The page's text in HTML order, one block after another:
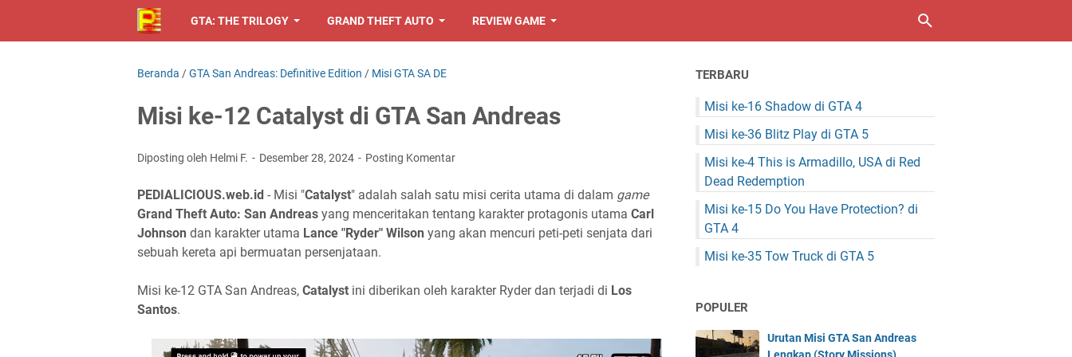
GTA: THE TRILOGY GRAND THEFT AUTO REVIEW GAME
Beranda /GTA San Andreas: Definitive Edition / Misi GTA SA DE
Misi ke-12 Catalyst di GTA San Andreas
Diposting oleh Helmi F. Desember 28, 2024 Posting Komentar
PEDIALICIOUS.web.id - Misi "Catalyst" adalah salah satu misi cerita utama di dalam game
Grand Theft Auto: San Andreas yang menceritakan tentang karakter protagonis utama Carl
Johnson dan karakter utama Lance "Ryder" Wilson yang akan mencuri peti-peti senjata dari
sebuah kereta api bermuatan persenjataan.
Misi ke-12 GTA San Andreas, Catalyst ini diberikan oleh karakter Ryder dan terjadi di Los
Santos.
TERBARU
Misi ke-16 Shadow di GTA 4
Misi ke-36 Blitz Play di GTA 5
Misi ke-4 This is Armadillo, USA di Red
Dead Redemption
Misi ke-15 Do You Have Protection? di
GTA 4
Misi ke-35 Tow Truck di GTA 5
POPULER
Urutan Misi GTA San Andreas